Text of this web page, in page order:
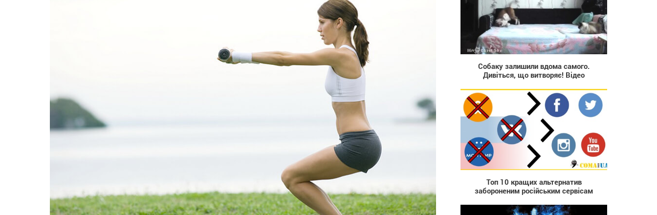
3 374
Собаку залишили вдома самого.
Дивіться, що витворяє! Відео
Топ 10 кращих альтернатив
забороненим російським сервісам